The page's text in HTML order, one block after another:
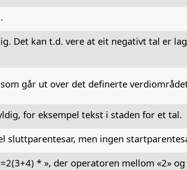
Det kan t.d. vere at eit negativt tal er
går ut over det definerte
for eksempel tekst i staden for et tal.
sluttparentesar, men ingen
* », der operatoren mellom «2» og